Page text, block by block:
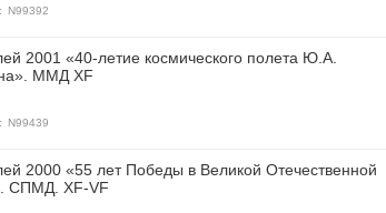
N99392
2001 «40-летие космического полета Ю.А.
ММД XF
N99439
2000 «55 лет Победы в Великой Отечественной
СПМД. XF-VF